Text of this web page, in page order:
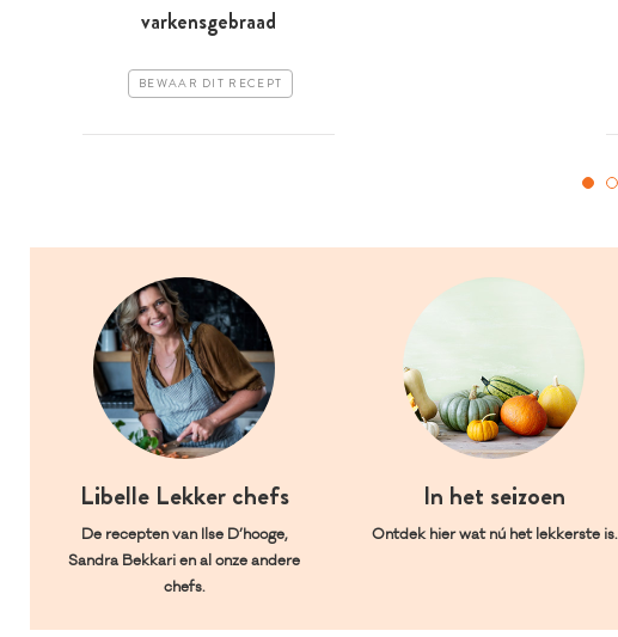
varkensgebraad
BEWAAR DIT RECEPT
Libelle Lekker chefs
De recepten van Ilse D’hooge,
Sandra Bekkari en al onze andere
chefs.
In het seizoen
Ontdek hier wat nú het lekkerste is.